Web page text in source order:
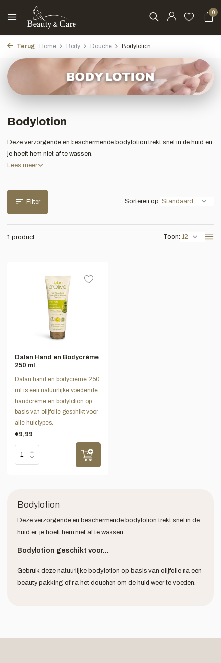
0
Terug Home Body Douche Bodylotion
Bodylotion
Deze verzorgende en beschermende bodylotion trekt snel in de huid en
je hoeft hem niet af te wassen.
Lees meer
Filter
1 product Toon:
Sorteren op:
Dalan Hand en Bodycrème
250 ml
Dalan hand en bodycrème 250
ml is een natuurlijke voedende
handcrème en bodylotion op
basis van olijfolie geschikt voor
alle huidtypes.
€9,99
Bodylotion
Deze verzorgende en beschermende bodylotion trekt snel in de
huid en je hoeft hem niet af te wassen.
Bodylotion geschikt voor...
Gebruik deze natuurlijke bodylotion op basis van olijfolie na een
beauty pakking of na het douchen om de huid weer te voeden.